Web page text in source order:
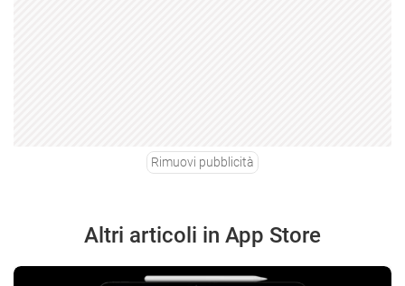
Rimuovi pubblicità
Altri articoli in App Store